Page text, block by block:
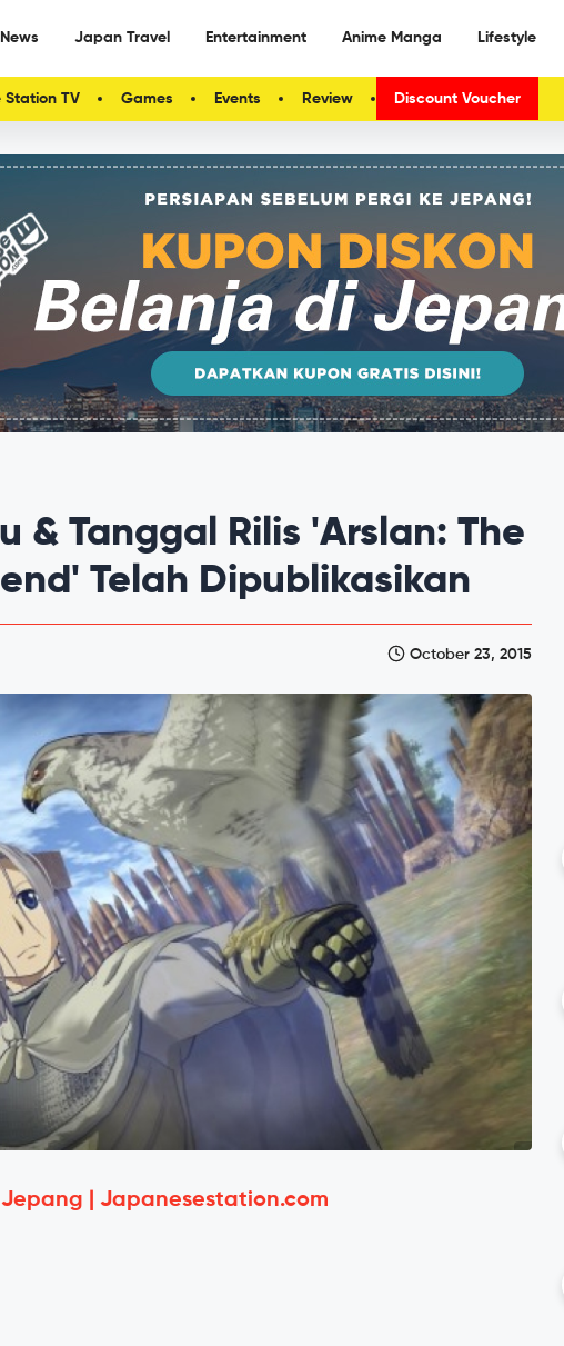
News Japan Travel Entertainment Anime Manga Lifestyle
TV Games Events Review Discount Voucher
& Tanggal Rilis 'Arslan: The
Telah Dipublikasikan
October 23, 2015
Jepang | Japanesestation.com